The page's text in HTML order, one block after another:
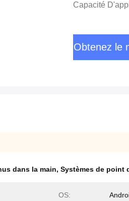
Capacité
Obtenez le
dans la main, Systèmes de point
OS: